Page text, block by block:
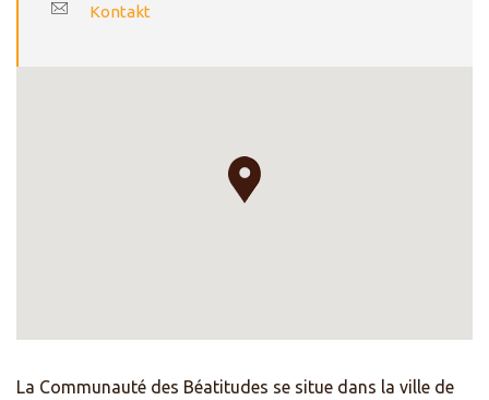
Kontakt
La Communauté des Béatitudes se situe dans la ville de